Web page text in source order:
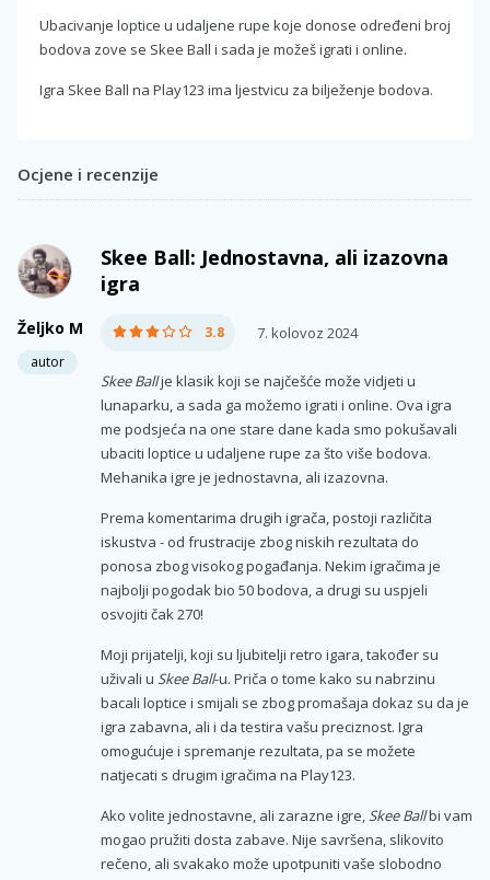
Ubacivanje loptice u udaljene rupe koje donose određeni broj
bodova zove se Skee Ball i sada je možeš igrati i online.
Igra Skee Ball na Play123 ima ljestvicu za bilježenje bodova.
Ocjene i recenzije
Željko M
autor
Skee Ball: Jednostavna, ali izazovna
igra
3.8 7. kolovoz 2024
Skee Ballje klasik koji se najčešće može vidjeti u
lunaparku, a sada ga možemo igrati i online. Ova igra
me podsjeća na one stare dane kada smo pokušavali
ubaciti loptice u udaljene rupe za što više bodova.
Mehanika igre je jednostavna, ali izazovna.
Prema komentarima drugih igrača, postoji različita
iskustva - od frustracije zbog niskih rezultata do
ponosa zbog visokog pogađanja. Nekim igračima je
najbolji pogodak bio 50 bodova, a drugi su uspjeli
osvojiti čak 270!
Moji prijatelji, koji su ljubitelji retro igara, također su
uživali u Skee Ball-u. Priča o tome kako su nabrzinu
bacali loptice i smijali se zbog promašaja dokaz su da je
igra zabavna, ali i da testira vašu preciznost. Igra
omogućuje i spremanje rezultata, pa se možete
natjecati s drugim igračima na Play123.
Ako volite jednostavne, ali zarazne igre,Skee Ballbi vam
mogao pružiti dosta zabave. Nije savršena, slikovito
rečeno, ali svakako može upotpuniti vaše slobodno